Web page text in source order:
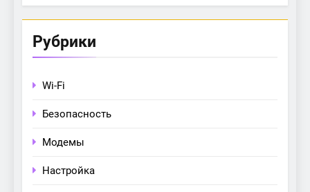
Рубрики
Wi-Fi
Безопасность
Модемы
Настройка